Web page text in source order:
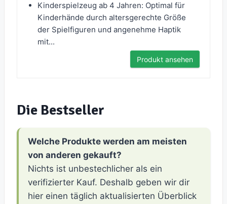
Kinderspielzeug ab 4 Jahren: Optimal für
Kinderhände durch altersgerechte Größe
der Spielfiguren und angenehme Haptik
mit...
Produkt ansehen
Die Bestseller
Welche Produkte werden am meisten
von anderen gekauft?
Nichts ist unbestechlicher als ein
verifizierter Kauf. Deshalb geben wir dir
hier einen täglich aktualisierten Überblick